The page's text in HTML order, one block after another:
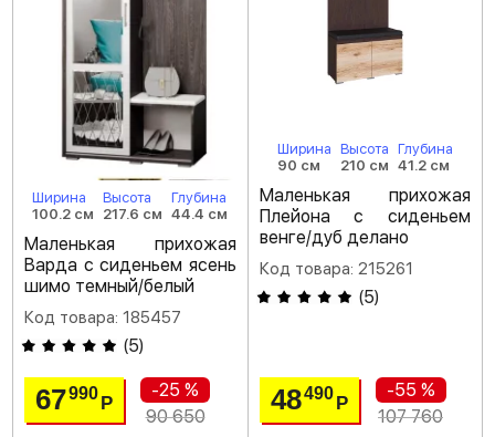
Ширина
100.2 см
Высота
217.6 см
Глубина
44.4 см
Маленькая прихожая
Варда с сиденьем ясень
шимо темный/белый
Код товара: 185457
(5)
67990 Р
-25 %
90 650
Ширина
90 см
Высота
210 см
Глубина
41.2 см
Маленькая прихожая
Плейона с сиденьем
венге/дуб делано
Код товара: 215261
(5)
48490 Р
-55 %
107 760